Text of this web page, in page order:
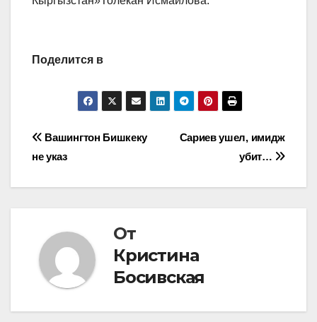
Поделится в
Навигация
по
Сариев ушел, имидж
убит…
Вашингтон Бишкеку
не указ
От
Кристина
Босивская